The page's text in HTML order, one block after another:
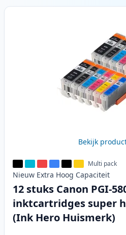
Producten
Bekijk
Multi pack
Nieuw Extra Hoog Capaciteit
12 stuks Canon PGI-
inktcartridges super
(Ink Hero Huismerk)